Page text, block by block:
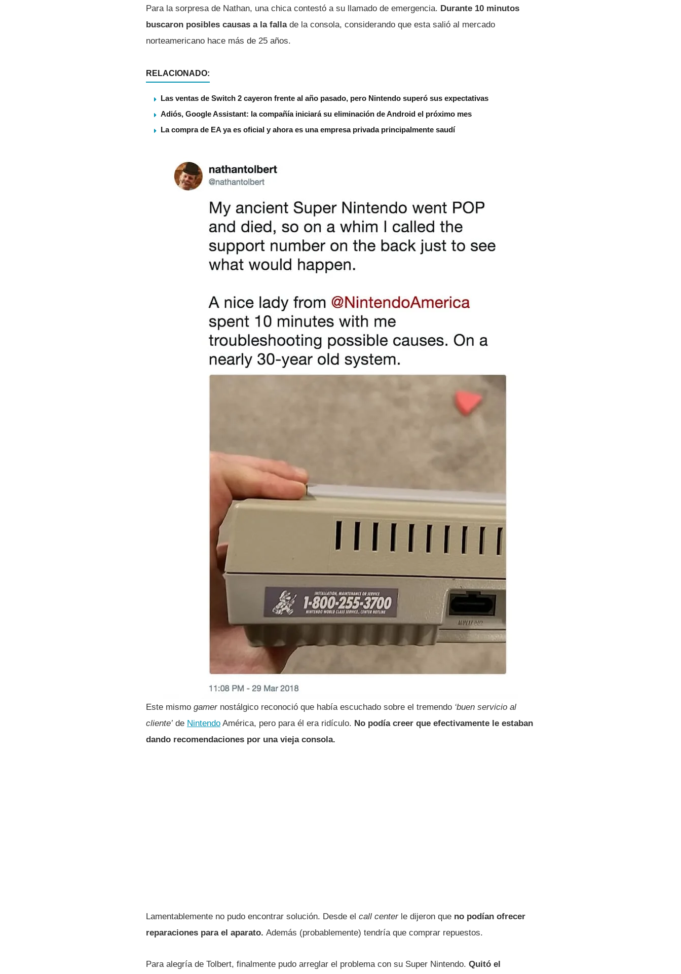
Para la sorpresa de Nathan, una chica contestó a su llamado de emergencia. Durante 10 minutos
buscaron posibles causas a la fallade la consola, considerando que esta salió al mercado
norteamericano hace más de 25 años.
RELACIONADO:
Las ventas de Switch 2 cayeron frente al año pasado, pero Nintendo superó sus expectativas
Adiós, Google Assistant: la compañía iniciará su eliminación de Android el próximo mes
La compra de EA ya es oficial y ahora es una empresa privada principalmente saudí
Este mismo gamernostálgico reconoció que habí­a escuchado sobre el tremendo ‘buen servicio al
cliente’ de Nintendo América, pero para él era ridí­culo. No podí­a creer que efectivamente le estaban
dando recomendaciones por una vieja consola.
Lamentablemente no pudo encontrar solución. Desde el call centerle dijeron que no podí­an ofrecer
reparaciones para el aparato. Además (probablemente) tendrí­a que comprar repuestos.
Para alegrí­a de Tolbert, finalmente pudo arreglar el problema con su Super Nintendo. Quitó el